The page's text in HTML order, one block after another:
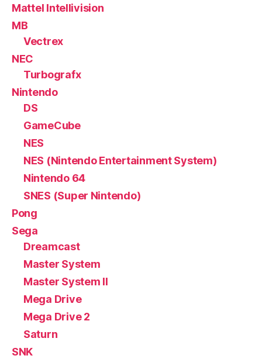
Mattel Intellivision
MB
Vectrex
NEC
Turbografx
Nintendo
DS
GameCube
NES
NES (Nintendo Entertainment System)
Nintendo 64
SNES (Super Nintendo)
Pong
Sega
Dreamcast
Master System
Master System II
Mega Drive
Mega Drive 2
Saturn
SNK